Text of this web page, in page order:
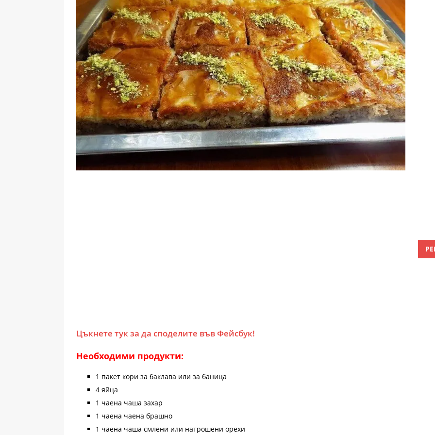
Цъкнете тук за да споделите във Фейсбук!
Необходими продукти:
1 пакет кори за баклава или за баница
4 яйца
1 чаена чаша захар
1 чаена чаена брашно
1 чаена чаша смлени или натрошени орехи